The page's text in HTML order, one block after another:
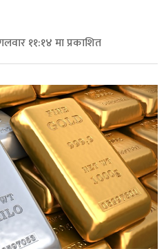
११:१४ मा प्रकाशित